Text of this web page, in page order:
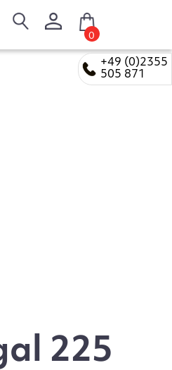
+49 (0)2355
505 871
0
225